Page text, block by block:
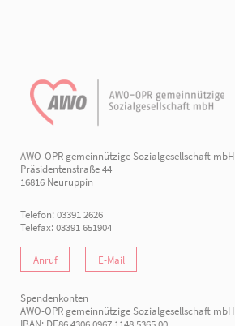
AWO-OPR gemeinnützige Sozialgesellschaft mbH
Präsidentenstraße 44
16816 Neuruppin
Telefon: 03391 2626
Telefax: 03391 651904
Anruf E-Mail
Spendenkonten
AWO-OPR gemeinnützige Sozialgesellschaft mbH